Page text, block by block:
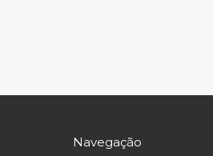
Navegação